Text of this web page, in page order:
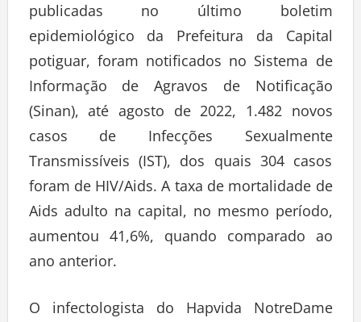
publicadas no último boletim
epidemiológico da Prefeitura da Capital
potiguar, foram notificados no Sistema de
Informação de Agravos de Notificação
(Sinan), até agosto de 2022, 1.482 novos
casos de Infecções Sexualmente
Transmissíveis (IST), dos quais 304 casos
foram de HIV/Aids. A taxa de mortalidade de
Aids adulto na capital, no mesmo período,
aumentou 41,6%, quando comparado ao
ano anterior.
O infectologista do Hapvida NotreDame